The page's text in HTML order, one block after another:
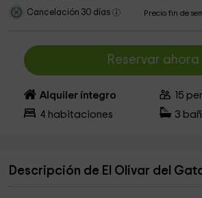
Cancelación 30 días Precio fin de
Reservar ahora
Alquiler íntegro 15
4 habitaciones 3
Descripción de El Olivar del